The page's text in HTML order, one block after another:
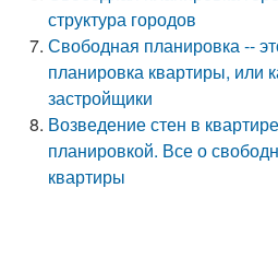
структура городов
Свободная планировка --
планировка квартиры, или
застройщики
Возведение стен в
планировкой. Все о
квартиры